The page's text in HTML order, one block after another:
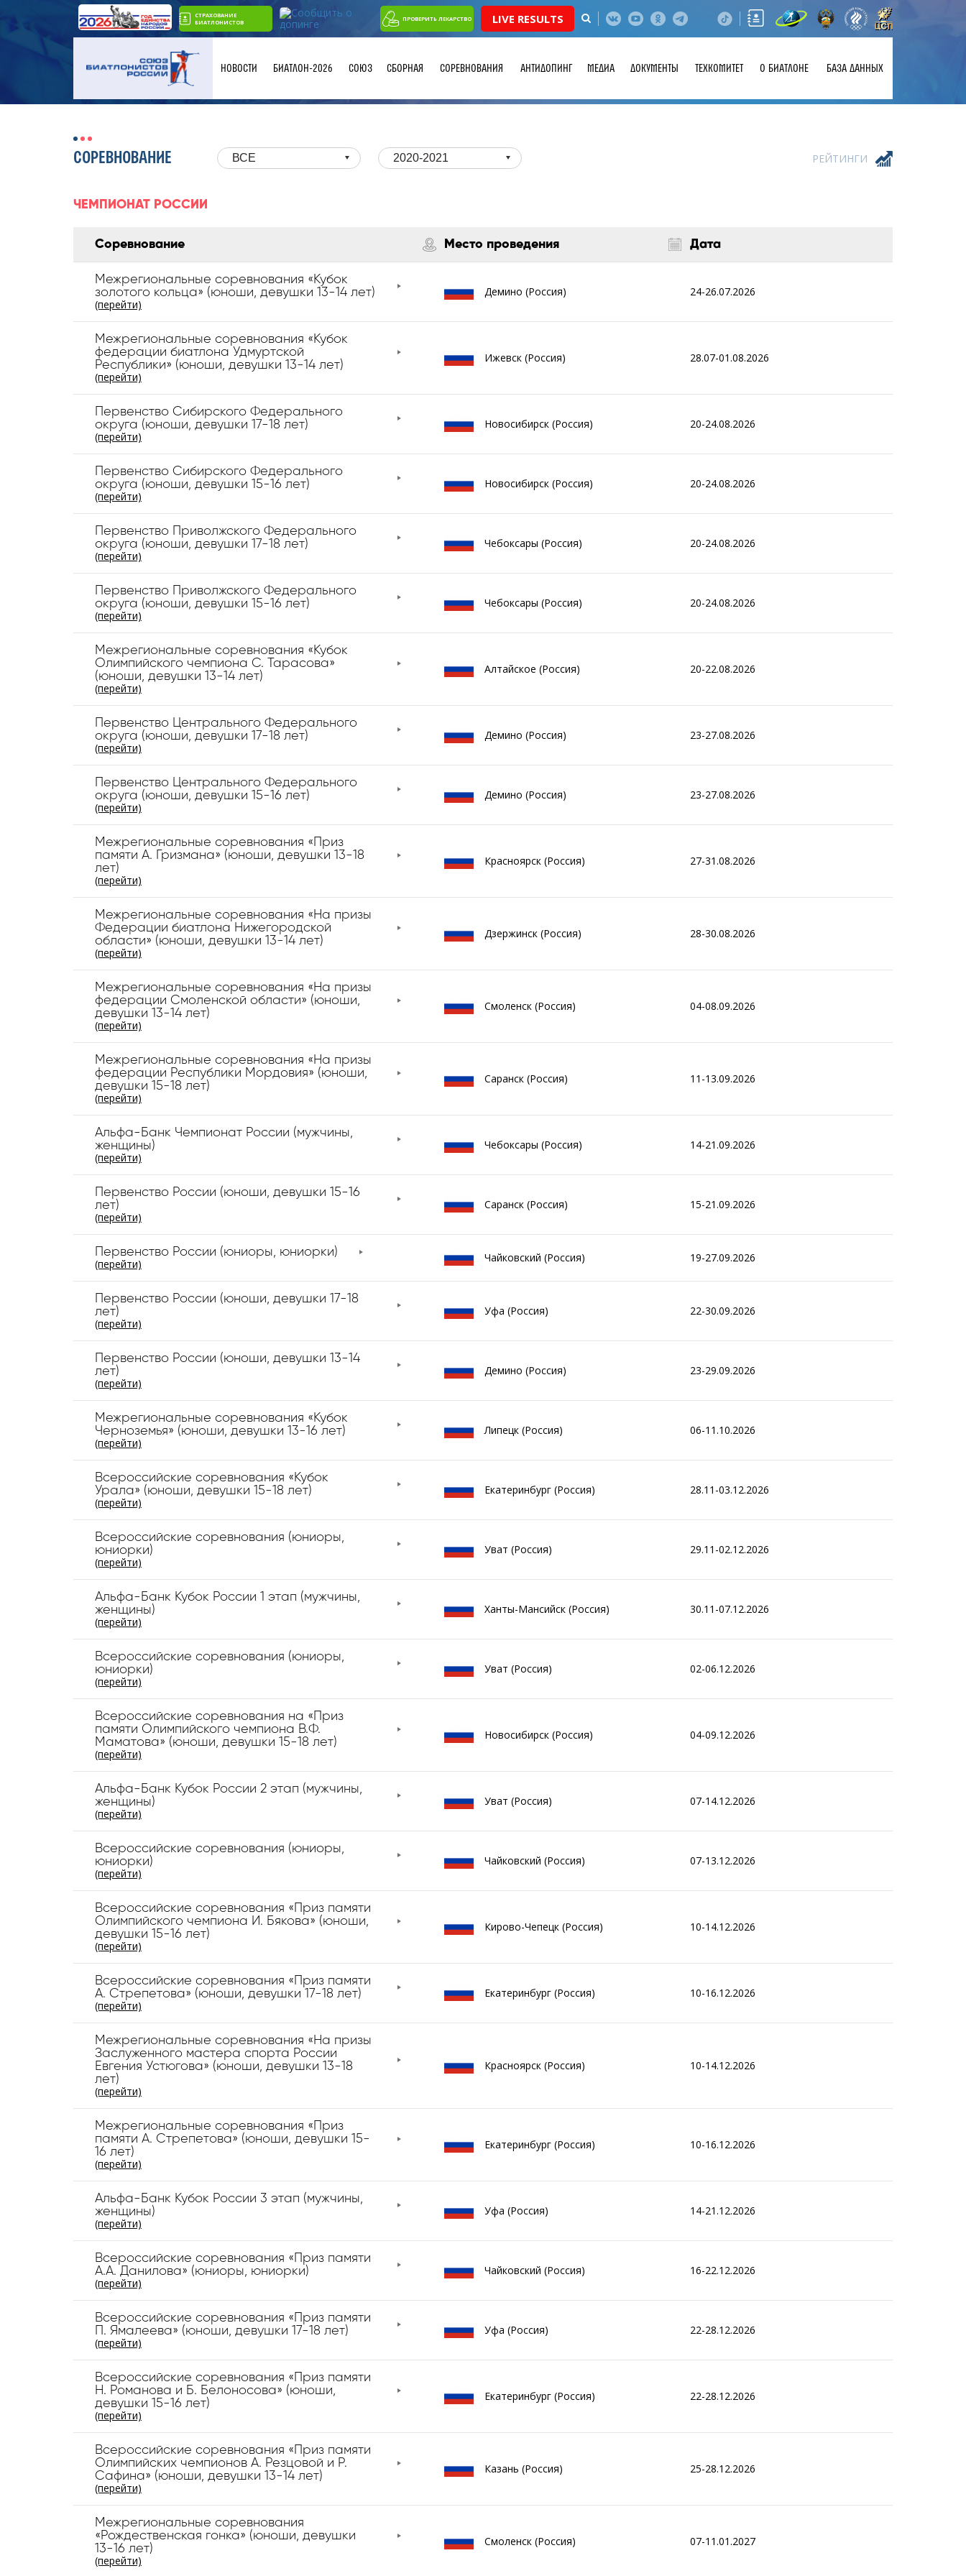
СТРАХОВАНИЕ
БИАТЛОНИСТОВ
ПРОВЕРИТЬ ЛЕКАРСТВО LIVE RESULTS
НОВОСТИ БИАТЛОН-2026 СОЮЗ СБОРНАЯ СОРЕВНОВАНИЯ АНТИДОПИНГ МЕДИА ДОКУМЕНТЫ ТЕХКОМИТЕТ О БИАТЛОНЕ БАЗА ДАННЫХ
СОРЕВНОВАНИЕ ВСЕ 2020-2021 РЕЙТИНГИ
ЧЕМПИОНАТ РОССИИ
Соревнование Место проведения Дата
Межрегиональные соревнования «Кубок
золотого кольца» (юноши, девушки 13-14 лет)
(перейти)
Демино (Россия) 24-26.07.2026
Межрегиональные соревнования «Кубок
федерации биатлона Удмуртской
Республики» (юноши, девушки 13-14 лет)
(перейти)
Ижевск (Россия) 28.07-01.08.2026
Первенство Сибирского Федерального
округа (юноши, девушки 17-18 лет)
(перейти)
Новосибирск (Россия) 20-24.08.2026
Первенство Сибирского Федерального
округа (юноши, девушки 15-16 лет)
(перейти)
Новосибирск (Россия) 20-24.08.2026
Первенство Приволжского Федерального
округа (юноши, девушки 17-18 лет)
(перейти)
Чебоксары (Россия) 20-24.08.2026
Первенство Приволжского Федерального
округа (юноши, девушки 15-16 лет)
(перейти)
Чебоксары (Россия) 20-24.08.2026
Межрегиональные соревнования «Кубок
Олимпийского чемпиона С. Тарасова»
(юноши, девушки 13-14 лет)
(перейти)
Алтайское (Россия) 20-22.08.2026
Первенство Центрального Федерального
округа (юноши, девушки 17-18 лет)
(перейти)
Демино (Россия) 23-27.08.2026
Первенство Центрального Федерального
округа (юноши, девушки 15-16 лет)
(перейти)
Демино (Россия) 23-27.08.2026
Межрегиональные соревнования «Приз
памяти А. Гризмана» (юноши, девушки 13-18
лет)
(перейти)
Красноярск (Россия) 27-31.08.2026
Межрегиональные соревнования «На призы
Федерации биатлона Нижегородской
области» (юноши, девушки 13-14 лет)
(перейти)
Дзержинск (Россия) 28-30.08.2026
Межрегиональные соревнования «На призы
федерации Смоленской области» (юноши,
девушки 13-14 лет)
(перейти)
Смоленск (Россия) 04-08.09.2026
Межрегиональные соревнования «На призы
федерации Республики Мордовия» (юноши,
девушки 15-18 лет)
(перейти)
Саранск (Россия) 11-13.09.2026
Альфа-Банк Чемпионат России (мужчины,
женщины)
(перейти)
Чебоксары (Россия) 14-21.09.2026
Первенство России (юноши, девушки 15-16
лет)
(перейти)
Саранск (Россия) 15-21.09.2026
Первенство России (юниоры, юниорки)
(перейти) Чайковский (Россия) 19-27.09.2026
Первенство России (юноши, девушки 17-18
лет)
(перейти)
Уфа (Россия) 22-30.09.2026
Первенство России (юноши, девушки 13-14
лет)
(перейти)
Демино (Россия) 23-29.09.2026
Межрегиональные соревнования «Кубок
Черноземья» (юноши, девушки 13-16 лет)
(перейти)
Липецк (Россия) 06-11.10.2026
Всероссийские соревнования «Кубок
Урала» (юноши, девушки 15-18 лет)
(перейти)
Екатеринбург (Россия) 28.11-03.12.2026
Всероссийские соревнования (юниоры,
юниорки)
(перейти)
Уват (Россия) 29.11-02.12.2026
Альфа-Банк Кубок России 1 этап (мужчины,
женщины)
(перейти)
Ханты-Мансийск (Россия) 30.11-07.12.2026
Всероссийские соревнования (юниоры,
юниорки)
(перейти)
Уват (Россия) 02-06.12.2026
Всероссийские соревнования на «Приз
памяти Олимпийского чемпиона В.Ф.
Маматова» (юноши, девушки 15-18 лет)
(перейти)
Новосибирск (Россия) 04-09.12.2026
Альфа-Банк Кубок России 2 этап (мужчины,
женщины)
(перейти)
Уват (Россия) 07-14.12.2026
Всероссийские соревнования (юниоры,
юниорки)
(перейти)
Чайковский (Россия) 07-13.12.2026
Всероссийские соревнования «Приз памяти
Олимпийского чемпиона И. Бякова» (юноши,
девушки 15-16 лет)
(перейти)
Кирово-Чепецк (Россия) 10-14.12.2026
Всероссийские соревнования «Приз памяти
А. Стрепетова» (юноши, девушки 17-18 лет)
(перейти)
Екатеринбург (Россия) 10-16.12.2026
Межрегиональные соревнования «На призы
Заслуженного мастера спорта России
Евгения Устюгова» (юноши, девушки 13-18
лет)
(перейти)
Красноярск (Россия) 10-14.12.2026
Межрегиональные соревнования «Приз
памяти А. Стрепетова» (юноши, девушки 15-
16 лет)
(перейти)
Екатеринбург (Россия) 10-16.12.2026
Альфа-Банк Кубок России 3 этап (мужчины,
женщины)
(перейти)
Уфа (Россия) 14-21.12.2026
Всероссийские соревнования «Приз памяти
А.А. Данилова» (юниоры, юниорки)
(перейти)
Чайковский (Россия) 16-22.12.2026
Всероссийские соревнования «Приз памяти
П. Ямалеева» (юноши, девушки 17-18 лет)
(перейти)
Уфа (Россия) 22-28.12.2026
Всероссийские соревнования «Приз памяти
Н. Романова и Б. Белоносова» (юноши,
девушки 15-16 лет)
(перейти)
Екатеринбург (Россия) 22-28.12.2026
Всероссийские соревнования «Приз памяти
Олимпийских чемпионов А. Резцовой и Р.
Сафина» (юноши, девушки 13-14 лет)
(перейти)
Казань (Россия) 25-28.12.2026
Межрегиональные соревнования
«Рождественская гонка» (юноши, девушки
13-16 лет)
(перейти)
Смоленск (Россия) 07-11.01.2027